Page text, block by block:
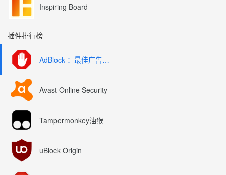
Inspiring Board
插件排行榜
AdBlock ：最佳广告拦截工具
Avast Online Security
Tampermonkey油猴
uBlock Origin